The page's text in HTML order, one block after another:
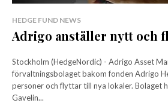
HEDGE FUND NEWS
Adrigo anställer nytt och
Stockholm (HedgeNordic) - Adrigo Asset
förvaltningsbolaget bakom fonden Adrigo
personer och flyttar till nya lokaler. Bolaget har rekryterat Stefan
Gavelin...